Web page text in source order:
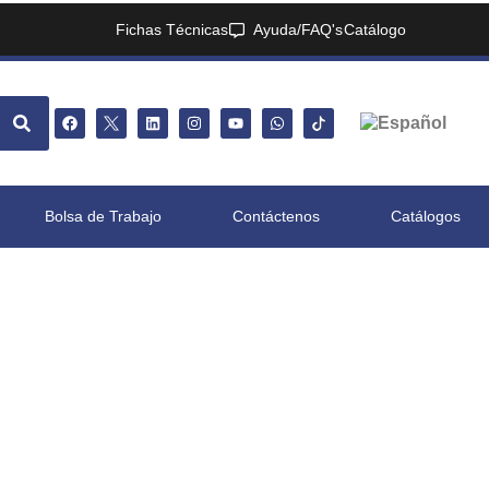
Fichas Técnicas Ayuda/FAQ'sCatálogo
Bolsa de Trabajo Contáctenos Catálogos